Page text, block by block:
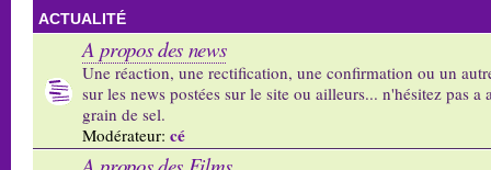
ACTUALITÉ
A propos des news
Une réaction, une rectification, une confirmation ou un
sur les news postées sur le site ou ailleurs... n'hésitez pas a
grain de sel.
Modérateur: cé